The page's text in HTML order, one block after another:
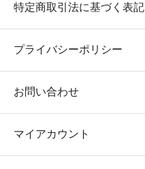
特定商取引法に基づく表記
プライバシーポリシー
お問い合わせ
マイアカウント